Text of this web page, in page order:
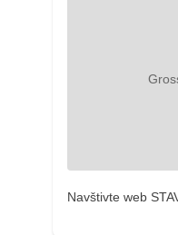
Navštivte web